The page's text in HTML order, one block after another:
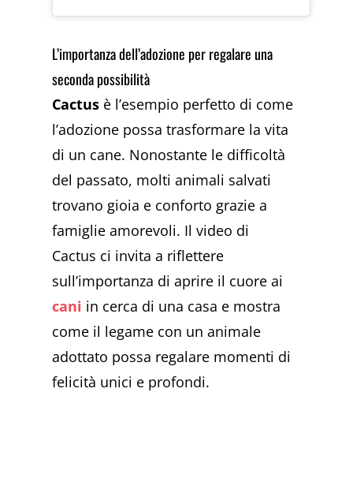
L’importanza dell’adozione per regalare una
seconda possibilità
Cactus è l’esempio perfetto di come
l’adozione possa trasformare la vita
di un cane. Nonostante le difficoltà
del passato, molti animali salvati
trovano gioia e conforto grazie a
famiglie amorevoli. Il video di
Cactus ci invita a riflettere
sull’importanza di aprire il cuore ai
cani in cerca di una casa e mostra
come il legame con un animale
adottato possa regalare momenti di
felicità unici e profondi.